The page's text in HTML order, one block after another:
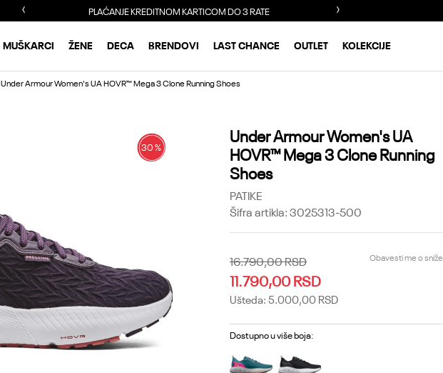
PLAĆANJE KREDITNOM KARTICOM DO 3 RATE BESPLATNA
MUŠKARCI ŽENE DECA BRENDOVI LAST CHANCE OUTLET KOLEKCIJE
Under Armour Women's UA HOVR™ Mega 3 Clone Running Shoes
30%
Under Armour Women's UA
HOVR™ Mega 3 Clone Running
Shoes
PATIKE
Šifra artikla:3025313-500
16.790,00RSD
11.790,00RSD
Ušteda: 5.000,00 RSD
Obavesti me o
Dostupno u više boja: